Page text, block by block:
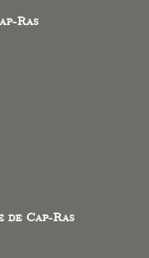
Ras
de Cap-Ras